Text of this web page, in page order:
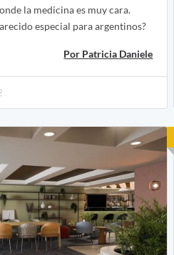
la medicina es muy cara.
especial para argentinos?
Por Patricia Daniele